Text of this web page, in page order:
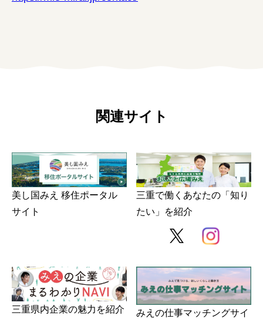
関連サイト
美し国みえ 移住ポータル
サイト
三重で働くあなたの「知り
たい」を紹介
三重県内企業の魅力を紹介
みえの仕事マッチングサイ